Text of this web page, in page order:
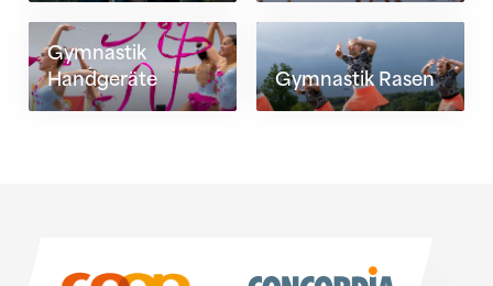
Gymnastik
Handgeräte
Gymnastik Rasen